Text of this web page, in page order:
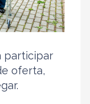
participar
oferta,